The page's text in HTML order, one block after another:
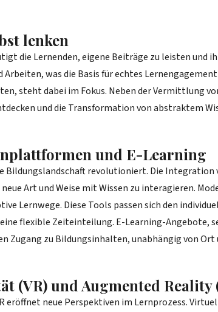
lenken
die Lernenden, eigene Beiträge zu leisten und
Arbeiten, was die Basis für echtes
steht dabei im Fokus. Neben der Vermittlung
und die Transformation von abstraktem
und E-Learning
Bildungslandschaft revolutioniert. Die
neue Art und Weise mit Wissen zu interagieren.
Lernwege. Diese Tools passen sich den
flexible Zeiteinteilung. E-Learning-Angebote,
Zugang zu Bildungsinhalten, unabhängig von Ort
(VR) und Augmented Reality
eröffnet neue Perspektiven im Lernprozess.